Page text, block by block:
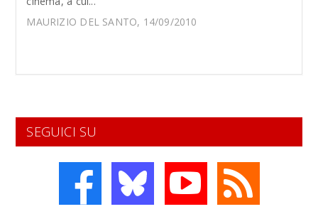
MAURIZIO DEL SANTO, 14/09/2010
SEGUICI SU